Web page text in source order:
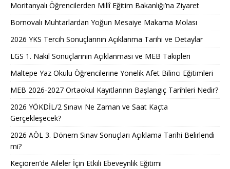
Moritanyalı Öğrencilerden Millî Eğitim Bakanlığı’na Ziyaret
Bornovalı Muhtarlardan Yoğun Mesaiye Makarna Molası
2026 YKS Tercih Sonuçlarının Açıklanma Tarihi ve Detaylar
LGS 1. Nakil Sonuçlarının Açıklanması ve MEB Takipleri
Maltepe Yaz Okulu Öğrencilerine Yönelik Afet Bilinci Eğitimleri
MEB 2026-2027 Ortaokul Kayıtlarının Başlangıç Tarihleri Nedir?
2026 YÖKDİL/2 Sınavı Ne Zaman ve Saat Kaçta
Gerçekleşecek?
2026 AÖL 3. Dönem Sınav Sonuçları Açıklama Tarihi Belirlendi
mi?
Keçiören’de Aileler İçin Etkili Ebeveynlik Eğitimi